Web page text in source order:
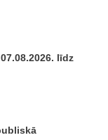
līdz